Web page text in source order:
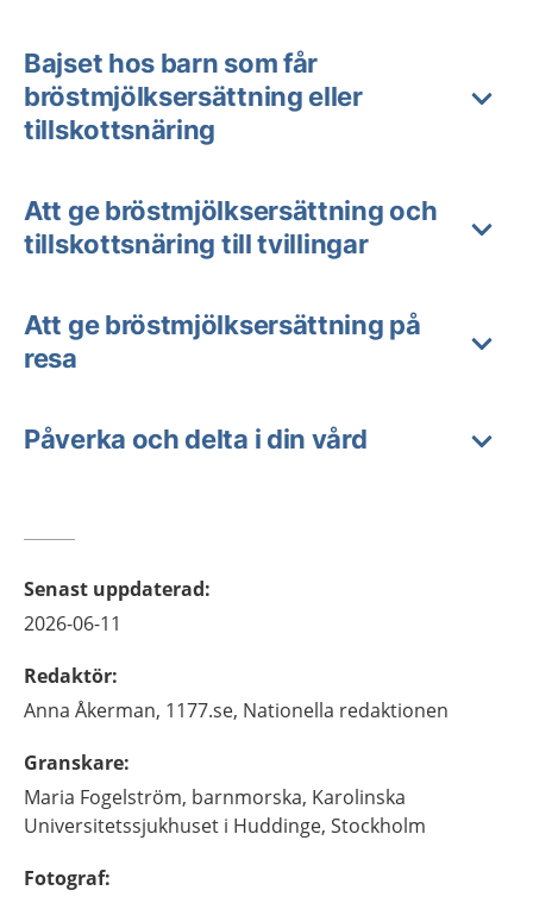
Bajset hos barn som får
bröstmjölksersättning eller
tillskottsnäring
Att ge bröstmjölksersättning och
tillskottsnäring till tvillingar
Att ge bröstmjölksersättning på
resa
Påverka och delta i din vård
Senast uppdaterad:
2026-06-11
Redaktör:
Anna Åkerman, 1177.se, Nationella redaktionen
Granskare:
Maria Fogelström, barnmorska, Karolinska
Universitetssjukhuset i Huddinge, Stockholm
Fotograf: